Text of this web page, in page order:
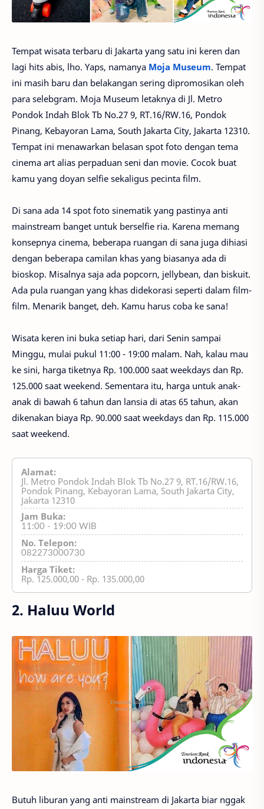
Tempat wisata terbaru di Jakarta yang satu ini keren dan
lagi hits abis, lho. Yaps, namanya Moja Museum. Tempat
ini masih baru dan belakangan sering dipromosikan oleh
para selebgram. Moja Museum letaknya di Jl. Metro
Pondok Indah Blok Tb No.27 9, RT.16/RW.16, Pondok
Pinang, Kebayoran Lama, South Jakarta City, Jakarta 12310.
Tempat ini menawarkan belasan spot foto dengan tema
cinema art alias perpaduan seni dan movie. Cocok buat
kamu yang doyan selfie sekaligus pecinta film.
Di sana ada 14 spot foto sinematik yang pastinya anti
mainstream banget untuk berselfie ria. Karena memang
konsepnya cinema, beberapa ruangan di sana juga dihiasi
dengan beberapa camilan khas yang biasanya ada di
bioskop. Misalnya saja ada popcorn, jellybean, dan biskuit.
Ada pula ruangan yang khas didekorasi seperti dalam film-
film. Menarik banget, deh. Kamu harus coba ke sana!
Wisata keren ini buka setiap hari, dari Senin sampai
Minggu, mulai pukul 11:00 - 19:00 malam. Nah, kalau mau
ke sini, harga tiketnya Rp. 100.000 saat weekdays dan Rp.
125.000 saat weekend. Sementara itu, harga untuk anak-
anak di bawah 6 tahun dan lansia di atas 65 tahun, akan
dikenakan biaya Rp. 90.000 saat weekdays dan Rp. 115.000
saat weekend.
Alamat:
Jl. Metro Pondok Indah Blok Tb No.27 9, RT.16/RW.16,
Pondok Pinang, Kebayoran Lama, South Jakarta City,
Jakarta 12310
Jam Buka:
11:00 - 19:00 WIB
No. Telepon:
082273000730
Harga Tiket:
Rp. 125.000,00 - Rp. 135.000,00
2. Haluu World
Butuh liburan yang anti mainstream di Jakarta biar nggak